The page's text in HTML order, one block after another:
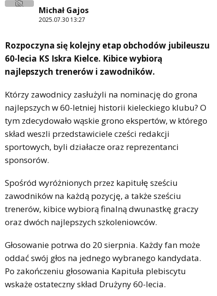
Michał Gajos
2025.07.30 13:27
Rozpoczyna się kolejny etap obchodów jubileuszu
60-lecia KS Iskra Kielce. Kibice wybiorą
najlepszych trenerów i zawodników.
Którzy zawodnicy zasłużyli na nominację do grona
najlepszych w 60-letniej historii kieleckiego klubu? O
tym zdecydowało wąskie grono ekspertów, w którego
skład weszli przedstawiciele cześci redakcji
sportowych, byli działacze oraz reprezentanci
sponsorów.
Spośród wyróżnionych przez kapitułę sześciu
zawodników na każdą pozycję, a także sześciu
trenerów, kibice wybiorą finalną dwunastkę graczy
oraz dwóch najlepszych szkoleniowców.
Głosowanie potrwa do 20 sierpnia. Każdy fan może
oddać swój głos na jednego wybranego kandydata.
Po zakończeniu głosowania Kapituła plebiscytu
wskaże ostateczny skład Drużyny 60-lecia.